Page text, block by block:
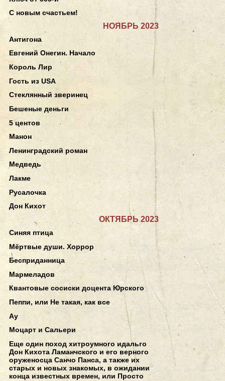
С новым счастьем!
НОЯБРЬ 2023
Антигона
Евгений Онегин. Начало
Король Лир
Гость из USA
Стеклянный зверинец
Бешеные деньги
5 центов
Манон
Ленинградский роман
Медведь
Лакме
Русалочка
Дон Кихот
ОКТЯБРЬ 2023
Синяя птица
Мёртвые души. Хоррор
Бесприданница
Мармеладов
Квантовые сосиски доцента Юрского
Пеппи, или Не такая, как все
Ау
Моцарт и Сальери
Еще один поход хитроумного идальго
Дон Кихота Ламанчского и его верного
оруженосца Санчо Панса, а также их
старых и новых знакомых, в ожидании
конца известных времен, или Просто